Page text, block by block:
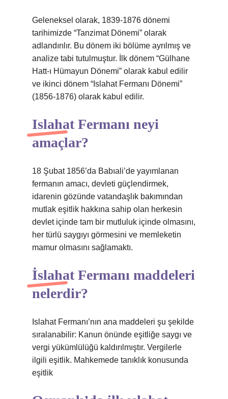
Geleneksel olarak, 1839-1876 dönemi
tarihimizde “Tanzimat Dönemi” olarak
adlandırılır. Bu dönem iki bölüme ayrılmış ve
analize tabi tutulmuştur. İlk dönem “Gülhane
Hatt-ı Hümayun Dönemi” olarak kabul edilir
ve ikinci dönem “Islahat Fermanı Dönemi”
(1856-1876) olarak kabul edilir.
Islahat Fermanı neyi
amaçlar?
18 Şubat 1856’da Babıali’de yayımlanan
fermanın amacı, devleti güçlendirmek,
idarenin gözünde vatandaşlık bakımından
mutlak eşitlik hakkına sahip olan herkesin
devlet içinde tam bir mutluluk içinde olmasını,
her türlü saygıyı görmesini ve memleketin
mamur olmasını sağlamaktı.
İslahat Fermanı maddeleri
nelerdir?
Islahat Fermanı’nın ana maddeleri şu şekilde
sıralanabilir: Kanun önünde eşitliğe saygı ve
vergi yükümlülüğü kaldırılmıştır. Vergilerle
ilgili eşitlik. Mahkemede tanıklık konusunda
eşitlik